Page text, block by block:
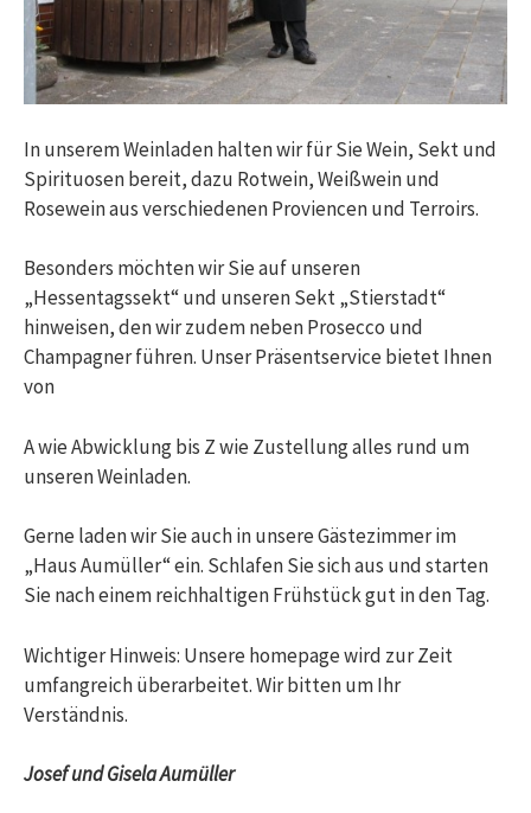
In unserem Weinladen halten wir für Sie Wein, Sekt und
Spirituosen bereit, dazu Rotwein, Weißwein und
Rosewein aus verschiedenen Proviencen und Terroirs.
Besonders möchten wir Sie auf unseren
„Hessentagssekt“ und unseren Sekt „Stierstadt“
hinweisen, den wir zudem neben Prosecco und
Champagner führen. Unser Präsentservice bietet Ihnen
von
A wie Abwicklung bis Z wie Zustellung alles rund um
unseren Weinladen.
Gerne laden wir Sie auch in unsere Gästezimmer im
„Haus Aumüller“ ein. Schlafen Sie sich aus und starten
Sie nach einem reichhaltigen Frühstück gut in den Tag.
Wichtiger Hinweis: Unsere homepage wird zur Zeit
umfangreich überarbeitet. Wir bitten um Ihr
Verständnis.
Josef und Gisela Aumüller